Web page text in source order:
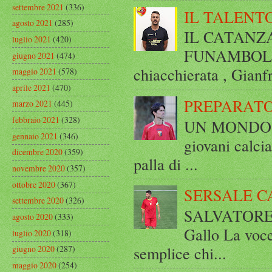
IL
IL
chiacchierata ,
UN
giovani
palla di ...
SERSALE
Gallo La
semplice chi...
settembre 2021(336)
agosto 2021(285)
luglio 2021(420)
giugno 2021(474)
maggio 2021(578)
aprile 2021(470)
marzo 2021(445)
febbraio 2021(328)
gennaio 2021(346)
dicembre 2020(359)
novembre 2020(357)
ottobre 2020(367)
settembre 2020(326)
agosto 2020(333)
luglio 2020(318)
giugno 2020(287)
maggio 2020(254)